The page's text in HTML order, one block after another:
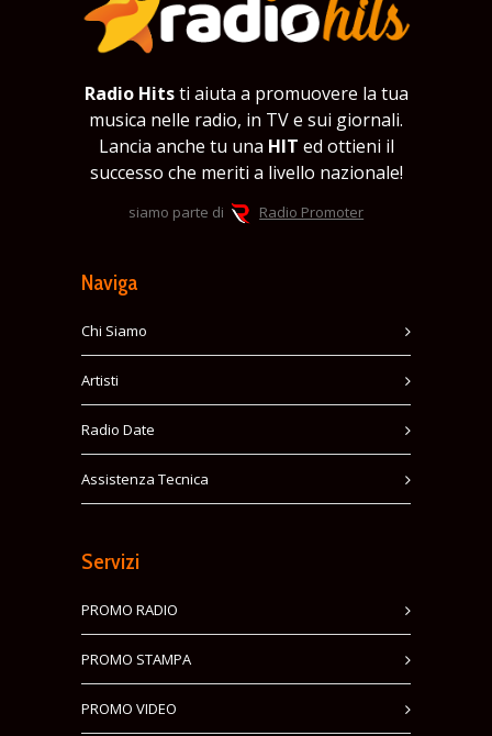
Radio Hitsti aiuta a promuovere la tua
musica nelle radio, in TV e sui giornali.
Lancia anche tu una HIT ed ottieni il
successo che meriti a livello nazionale!
siamo parte di Radio Promoter
Naviga
Chi Siamo
Artisti
Radio Date
Assistenza Tecnica
Servizi
PROMO RADIO
PROMO STAMPA
PROMO VIDEO